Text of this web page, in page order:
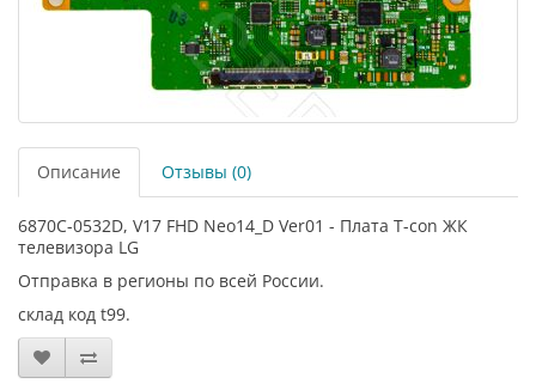
Описание Отзывы (0)
6870C-0532D, V17 FHD Neo14_D Ver01 - Плата T-con ЖК
телевизора LG
Отправка в регионы по всей России.
склад код t99.